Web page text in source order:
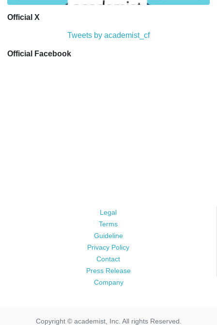
Official X
Tweets by academist_cf
Official Facebook
Legal
Terms
Guideline
Privacy Policy
Contact
Press Release
Company
Copyright © academist, Inc. All rights Reserved.